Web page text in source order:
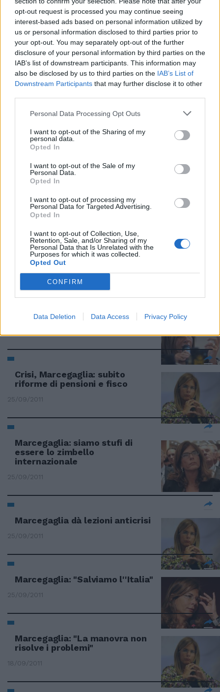
opt-out request is processed you may continue seeing
interest-based ads based on personal information utilized by
us or personal information disclosed to third parties prior to
your opt-out. You may separately opt-out of the further
disclosure of your personal information by third parties on the
IAB’s list of downstream participants. This information may
also be disclosed by us to third parties on the IAB’s List of
Downstream Participants that may further disclose it to other
Personal Data Processing Opt Outs
I want to opt-out of the Sharing of my
personal data.
Opted In
I want to opt-out of the Sale of my
Personal Data.
Opted In
I want to opt-out of processing my
Personal Data for Targeted Advertising.
Opted In
I want to opt-out of Collection, Use,
Retention, Sale, and/or Sharing of my
Personal Data that Is Unrelated with the
Purposes for which it was collected.
Opted Out
CONFIRM
Data Deletion Data Access Privacy Policy
Una pagina intera sul «Foglio» a
firma Diego Della Valle contro
Emma Marcegaglia.
09/10/2011
Marcegaglia vuole la
02/10/2011
Bossi: "Riforma delle pensioni?
Basta soldi agli imprenditori"
30/09/2011
Crisi, le imprese: riforme o stop
dialogo
30/09/2011
Crisi, la ricetta delle imprese
Crisi, Marcegaglia: subito
riforme di pensioni e fisco
25/09/2011
Marcegaglia: siamo stufi di
essere lo zimbello
internazionale
25/09/2011
Marcegaglia dà lezioni anticrisi
25/09/2011
Marcegaglia: "Salviamo l''Italia"
25/09/2011
Marcegaglia: "La manovra non
risolve i problemi"
18/09/2011